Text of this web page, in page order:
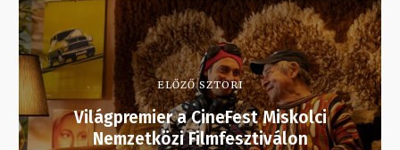
ELŐZŐ SZTORI
Világpremier a CineFest Miskolci
Nemzetközi Filmfesztiválon